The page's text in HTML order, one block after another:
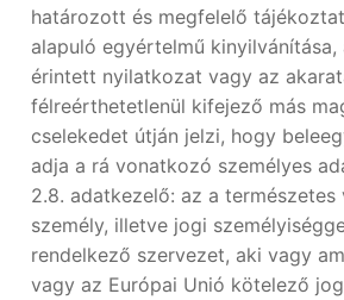
határozott és megfelelő
alapuló egyértelmű kinyilvánítása,
érintett nyilatkozat vagy az
félreérthetetlenül kifejező más
cselekedet útján jelzi, hogy
adja a rá vonatkozó személyes
2.8. adatkezelő: az a természetes
személy, illetve jogi
rendelkező szervezet, aki vagy
vagy az Európai Unió kötelező